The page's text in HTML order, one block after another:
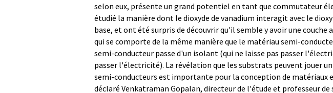
selon eux, présente un grand potentiel en tant que commutateur
étudié la manière dont le dioxyde de vanadium interagit avec le
base, et ont été surpris de découvrir qu'il semble y avoir une couche
qui se comporte de la même manière que le matériau semi-
semi-conducteur passe d'un isolant (qui ne laisse pas passer
passer l'électricité). La révélation que les substrats peuvent jouer
semi-conducteurs est importante pour la conception de matériaux
déclaré Venkatraman Gopalan, directeur de l'étude et professeur de